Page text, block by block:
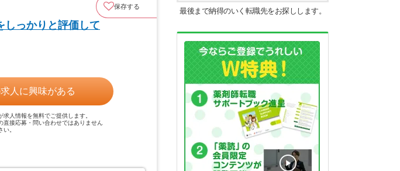
保存する
しっかりと評価して
人に興味がある
求人情報を無料でご提供します。
直接応募・問い合わせではありません
い。
最後まで納得のいく転職先をお探しします。